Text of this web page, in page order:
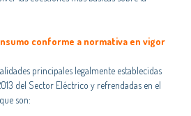
conforme a normativa en vigor
principales legalmente establecidas
del Sector Eléctrico y refrendadas en el
son: